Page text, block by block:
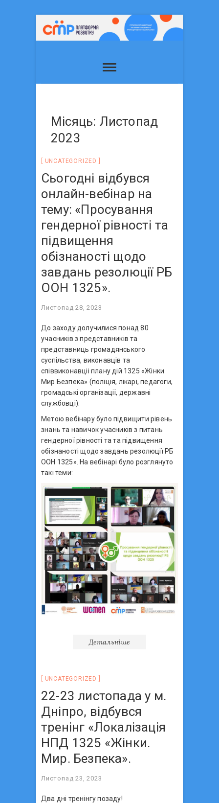
Місяць: Листопад
2023
UNCATEGORIZED
Сьогодні відбувся
онлайн-вебінар на
тему: «Просування
гендерної рівності та
підвищення
обізнаності щодо
завдань резолюції РБ
ООН 1325».
Листопад 28, 2023
До заходу долучилися понад 80
учасників з представників та
представниць громадянського
суспільства, виконавців та
співвиконавціі плану дій 1325 «Жінки
Мир Безпека» (поліція, лікарі, педагоги,
громадські організації, державні
службовці).
Метою вебінару було підвищити рівень
знань та навичок учасників з питань
гендерної рівності та та підвищення
обізнаності щодо завдань резолюції РБ
ООН 1325». На вебінарі було розглянуто
такі теми:
Детальніше
UNCATEGORIZED
22-23 листопада у м.
Дніпро, відбувся
тренінг «Локалізація
НПД 1325 «Жінки.
Мир. Безпека».
Листопад 23, 2023
Два дні тренінгу позаду!